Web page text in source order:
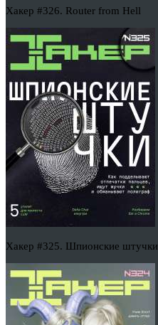
Хакер #326. Router from Hell
Хакер #325. Шпионские штучки